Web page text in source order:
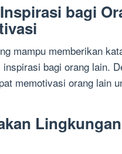
bagi
mampu memberikan
inspirasi bagi orang lain.
memotivasi orang lain